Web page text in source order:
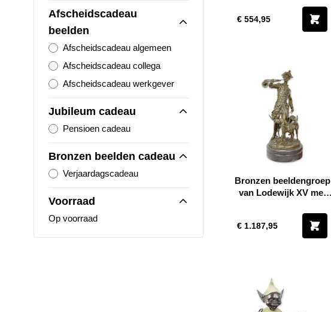
Afscheidscadeau
beelden
Afscheidscadeau algemeen
Afscheidscadeau collega
Afscheidscadeau werkgever
Jubileum cadeau
Pensioen cadeau
Bronzen beelden cadeau
Verjaardagscadeau
Voorraad
Op voorraad
€ 554,95
Bronzen beeldengroep
van Lodewijk XV met
€ 1.187,95